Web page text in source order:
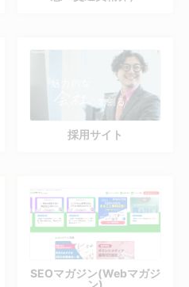
採用サイト
SEOマガジン(Webマガジ
ン)